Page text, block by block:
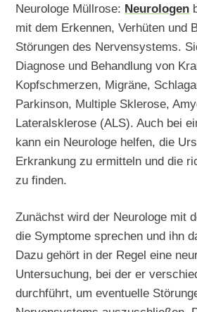
Neurologe Müllrose: Neurologen
mit dem Erkennen, Verhüten und
Störungen des Nervensystems.
Diagnose und Behandlung von
Kopfschmerzen, Migräne,
Parkinson, Multiple Sklerose,
Lateralsklerose (ALS). Auch bei
kann ein Neurologe helfen, die
Erkrankung zu ermitteln und die
zu finden.
Zunächst wird der Neurologe mit
die Symptome sprechen und ihn
Dazu gehört in der Regel eine
Untersuchung, bei der er
durchführt, um eventuelle